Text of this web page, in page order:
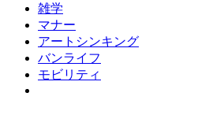
雑学
マナー
アートシンキング
バンライフ
モビリティ